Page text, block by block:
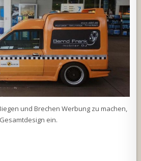
und Brechen Werbung zu machen,
ein.